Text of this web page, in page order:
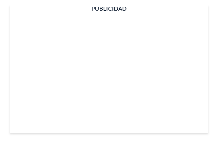
PUBLICIDAD